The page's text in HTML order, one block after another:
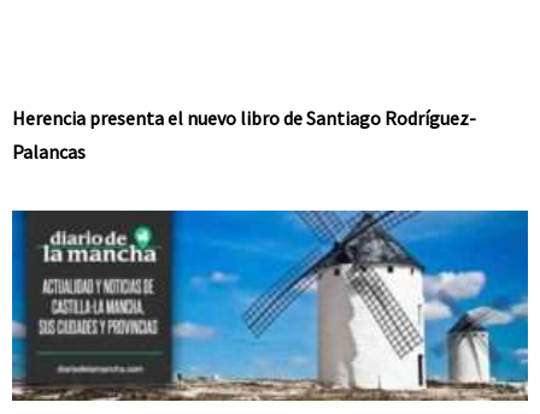
Herencia presenta el nuevo libro de Santiago Rodríguez-
Palancas